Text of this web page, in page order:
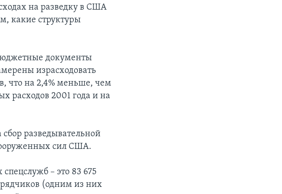
на разведку в США
какие структуры
документы
израсходовать
что на 2,4% меньше, чем
расходов 2001 года и на
разведывательной
сил США.
– это 83 675
(одним из них